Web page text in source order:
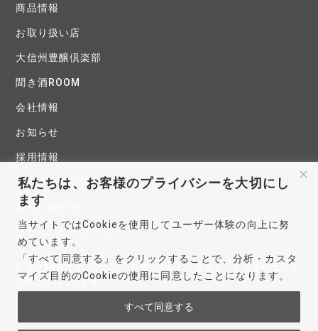
私たちは、お客様のプライバシーを大切にし
ます
当サイトではCookieを使用してユーザー体験の向上に努
めています。
「すべて同意する」をクリックすることで、分析・カスタ
マイズ目的のCookieの使用に同意したことになります。
すべて同意する
商品情報
お取り扱い店
大信州豊醸倶楽部
聞き酒ROOM
会社情報
お知らせ
採用情報
よくあるご質問
お問い合わせ
プライバシーポリシー
で禁じられています。